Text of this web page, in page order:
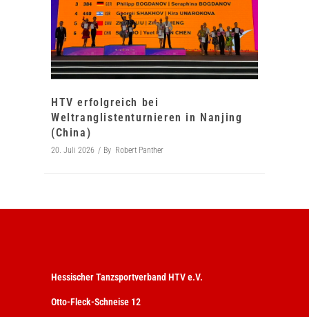
HTV erfolgreich bei
Weltranglistenturnieren in Nanjing
(China)
20. Juli 2026 By Robert Panther
Hessischer Tanzsportverband HTV e.V.
Otto-Fleck-Schneise 12